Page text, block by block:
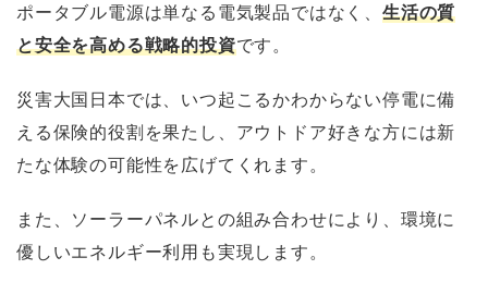
ポータブル電源は単なる電気製品ではなく、 生活の質
と安全を高める戦略的投資です。
災害大国日本では、いつ起こるかわからない停電に備
える保険的役割を果たし、アウトドア好きな方には新
たな体験の可能性を広げてくれます。
また、ソーラーパネルとの組み合わせにより、環境に
優しいエネルギー利用も実現します。